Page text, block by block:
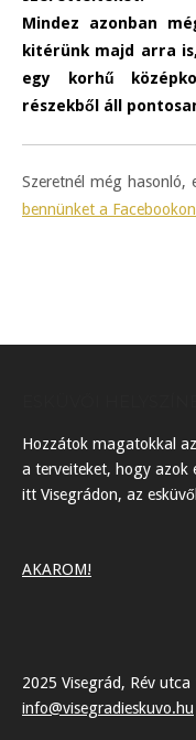
Mindez azonban
kitérünk majd arra
egy korhű
részekből áll
Szeretnél még hasonló,
bennünket a
Hozzátok magatokkal
a terveiteket, hogy azok
itt Visegrádon, az
AKAROM!
2025 Visegrád, Rév utca
info@visegradieskuvo.hu